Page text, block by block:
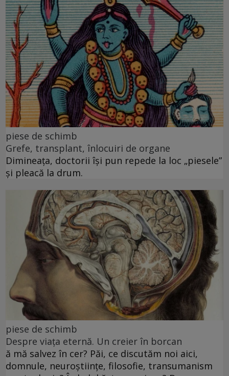
piese de schimb
Grefe, transplant, înlocuiri de organe
Dimineața, doctorii își pun repede la loc „piesele”
și pleacă la drum.
piese de schimb
Despre viața eternă. Un creier în borcan
ă mă salvez în cer? Păi, ce discutăm noi aici,
domnule, neuroștiințe, filosofie, transumanism